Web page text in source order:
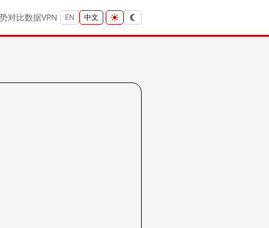
对比数据VPN EN 中文